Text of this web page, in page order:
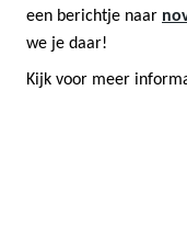
een berichtje naar
we je daar!
Kijk voor meer